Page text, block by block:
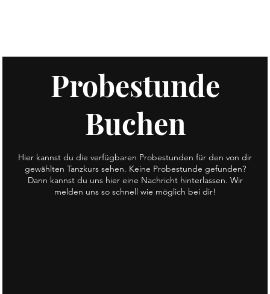
Probestunde
Buchen
Hier kannst du die verfügbaren Probestunden für den von dir
gewählten Tanzkurs sehen. Keine Probestunde gefunden?
Dann kannst du uns hier eine Nachricht hinterlassen. Wir
melden uns so schnell wie möglich bei dir!